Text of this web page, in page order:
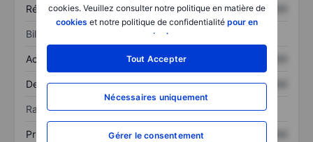
cookies. Veuillez consulter notre politique en matière de
cookies et notre politique de confidentialité pour en
savoir plus
Tout Accepter
Nécessaires uniquement
Gérer le consentement
Résultat net XXXXXXX XXXXXXX
Bilan
Actif total XXXXXXX
Dette totale XXXXXXX XXXXXXX
Ratios
Prix / ventes XXXXXXX